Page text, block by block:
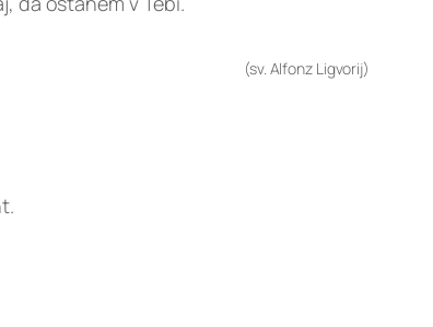
(sv. Alfonz Ligvorij)